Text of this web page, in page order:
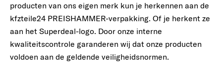
producten van ons eigen merk kun je herkennen aan de
kfzteile24 PREISHAMMER-verpakking. Of je herkent ze
aan het Superdeal-logo. Door onze interne
kwaliteitscontrole garanderen wij dat onze producten
voldoen aan de geldende veiligheidsnormen.